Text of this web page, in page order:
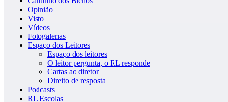
Opinião
Visto
Vídeos
Fotogalerias
Espaço dos Leitores
Espaço dos leitores
O leitor pergunta, o RL responde
Cartas ao diretor
Direito de resposta
Podcasts
RL Escolas